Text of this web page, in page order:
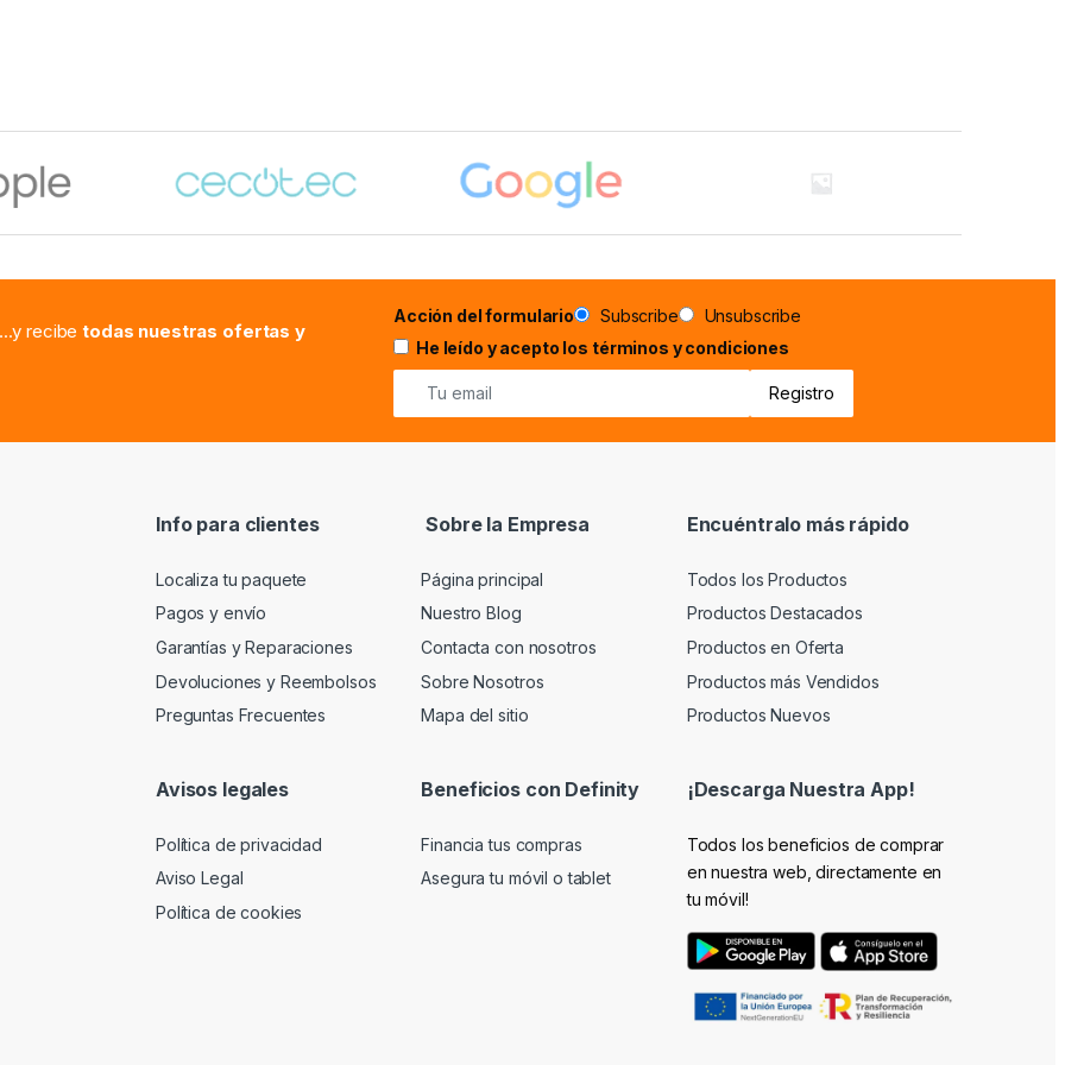
...y recibetodas nuestras ofertas y
Acción del formulario Subscribe
Unsubscribe
He leído y acepto los términos y condiciones
Info para clientes
Localiza tu paquete
Pagos y envío
Garantías y Reparaciones
Devoluciones y Reembolsos
Preguntas Frecuentes
Sobre la Empresa
Página principal
Nuestro Blog
Contacta con nosotros
Sobre Nosotros
Mapa del sitio
Encuéntralo más rápido
Todos los Productos
Productos Destacados
Productos en Oferta
Productos más Vendidos
Productos Nuevos
Avisos legales
Política de privacidad
Aviso Legal
Política de cookies
Beneficios con Definity
Financia tus compras
Asegura tu móvil o tablet
¡Descarga Nuestra App!
Todos los beneficios de comprar
en nuestra web, directamente en
tu móvil!